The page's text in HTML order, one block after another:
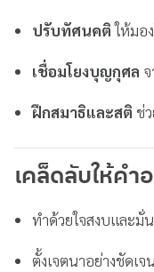
ปรับทัศนคติให้มอ
เชื่อมโยงบุญกุศล
ฝึกสมาธิและสติ ช่
เคล็ดลับให้ค
ทำด้วยใจสงบและมั่
ตั้งเจตนาอย่างชัดเจ